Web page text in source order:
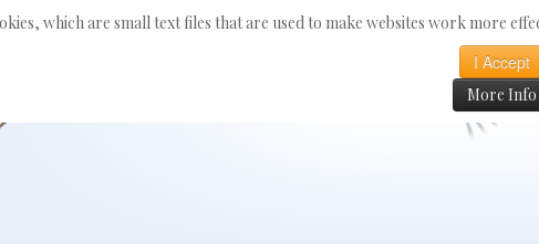
which are small text files that are used to make websites work more
I Accept
More Info